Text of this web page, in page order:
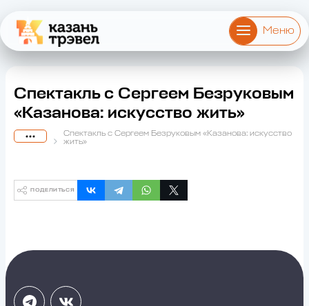
Меню
Спектакль с Сергеем Безруковым
«Казанова: искусство жить»
Спектакль с Сергеем Безруковым «Казанова: искусство
жить»
ПОДЕЛИТЬСЯ